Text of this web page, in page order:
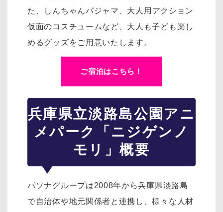
た、
しんちゃんパジャマ、大人用アクション
仮面のコスチュームなど、大人も子ども楽し
めるグッズをご用意いたします。
ご宿泊はこちら！
兵庫県立淡路島公園アニ
メパーク「ニジゲンノ
モリ」概要
パソナグループは2008年から兵庫県淡路島
で自治体や地元関係者と連携し、様々な人材